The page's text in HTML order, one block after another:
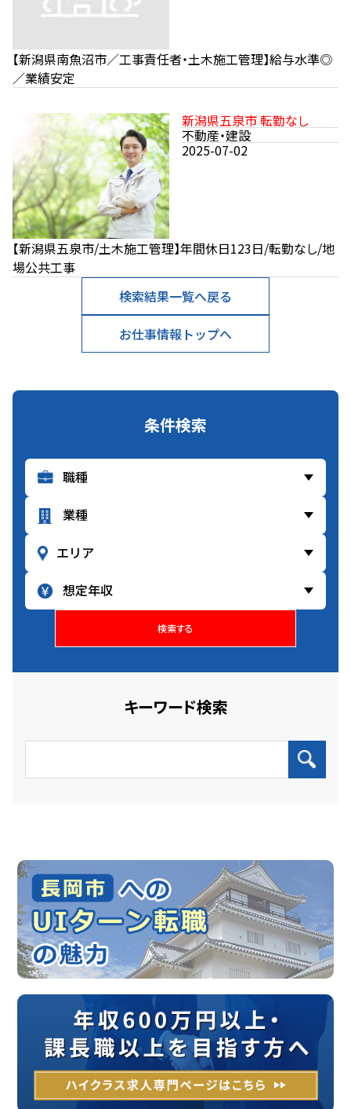
条件検索
検索する
キーワード検索
【新潟県南魚沼市／工事責任者・土木施工管理】給与水準◎
／業績安定
新潟県五泉市 転勤なし
不動産・建設
2025-07-02
【新潟県五泉市/土木施工管理】年間休日123日/転勤なし/地
場公共工事
検索結果一覧へ戻る
お仕事情報トップへ